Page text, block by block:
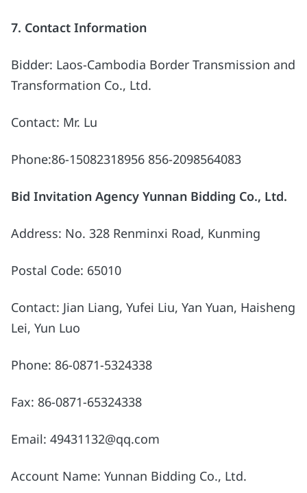
7. Contact Information
Bidder: Laos-Cambodia Border Transmission and
Transformation Co., Ltd.
Contact: Mr. Lu
Phone:86-15082318956 856-2098564083
Bid Invitation Agency Yunnan Bidding Co., Ltd.
Address: No. 328 Renminxi Road, Kunming
Postal Code: 65010
Contact: Jian Liang, Yufei Liu, Yan Yuan, Haisheng
Lei, Yun Luo
Phone: 86-0871-5324338
Fax: 86-0871-65324338
Email: 49431132@qq.com
Account Name: Yunnan Bidding Co., Ltd.